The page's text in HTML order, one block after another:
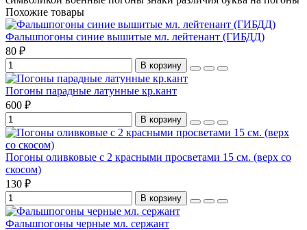
Похожие товары
Фальшпогоны синие вышитые мл. лейтенант (ГИБДД)
80 ₽
В корзину
Погоны парадные латунные кр.кант
600 ₽
В корзину
Погоны оливковые с 2 красными просветами 15 см. (верх со
скосом)
130 ₽
В корзину
Фальшпогоны черные мл. сержант